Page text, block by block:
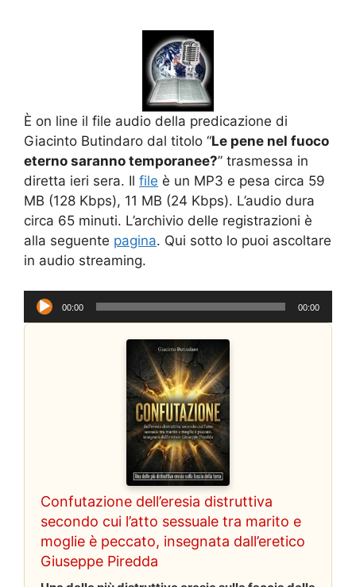
È on line il file audio della predicazione di
Giacinto Butindaro dal titolo “Le pene nel fuoco
eterno saranno temporanee?” trasmessa in
diretta ieri sera. Il file è un MP3 e pesa circa 59
MB (128 Kbps), 11 MB (24 Kbps). L’audio dura
circa 65 minuti. L’archivio delle registrazioni è
alla seguente pagina. Qui sotto lo puoi ascoltare
in audio streaming.
Audio
Player
00:00 00:00
Confutazione dell’eresia distruttiva
secondo cui l’atto sessuale tra marito e
moglie è peccato, insegnata dall’eretico
Giuseppe Piredda